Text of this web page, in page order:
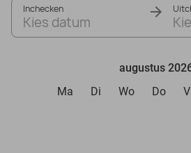
Inchecken
Kies datum
augustus
Ma
Di Wo Do